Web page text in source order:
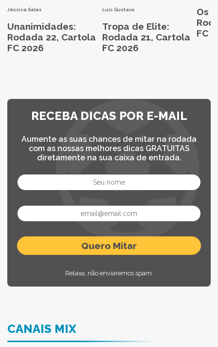
Jéssica Sales
Unanimidades:
Rodada 22, Cartola
FC 2026
Luís Gustavo
Tropa de Elite:
Rodada 21, Cartola
FC 2026
Os
FC
RECEBA DICAS POR E-MAIL
Aumente as suas chances de mitar na rodada
com as nossas melhores dicas GRATUITAS
diretamente na sua caixa de entrada.
Relaxa, não enviaremos spam.
CANAIS MIX